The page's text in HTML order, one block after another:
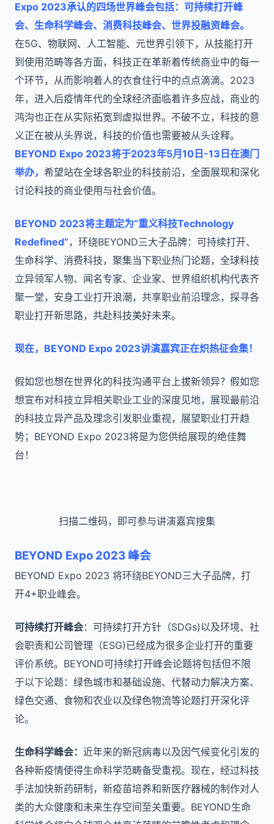
Expo 2023承认的四场世界峰会包括：可持续打开峰
会、生命科学峰会、消费科技峰会、世界投融资峰会。
在5G、物联网、人工智能、元世界引领下，从技能打开
到使用范畴等各方面，科技正在革新着传统商业中的每一
个环节，从而影响着人的衣⻝住行中的点点滴滴。2023
年，进入后疫情年代的全球经济面临着许多应战，商业的
鸿沟也正在从实际拓宽到虚拟世界。不破不立，科技的意
义正在被从头界说，科技的价值也需要被从头诠释。
BEYOND Expo 2023将于2023年5月10日-13日在澳门
举办， 希望站在全球各职业的科技前沿，全面展现和深化
讨论科技的商业使用与社会价值。
BEYOND 2023将主题定为“重义科技Technology
Redefined”，环绕BEYOND三大子品牌：可持续打开、
生命科学、消费科技，聚集当下职业热门论题，全球科技
立异领军人物、闻名专家、企业家、世界组织机构代表齐
聚一堂，安身工业打开浪潮，共享职业前沿理念，探寻各
职业打开新思路，共赴科技美好未来。
现在，BEYOND Expo 2023讲演嘉宾正在炽热征会集！
假如您也想在世界化的科技沟通平台上拔新领异？假如您
想宣布对科技立异相关职业工业的深度见地，展现最前沿
的科技立异产品及理念引发职业重视，展望职业打开趋
势；BEYOND Expo 2023将是为您供给展现的绝佳舞
台！
扫描二维码，即可参与讲演嘉宾搜集
BEYOND Expo 2023 峰会
BEYOND Expo 2023 将环绕BEYOND三大子品牌，打
开4+职业峰会。
可持续打开峰会：可持续打开方针（SDGs)以及环境、社
会职责和公司管理（ESG)已经成为很多企业打开的重要
评价系统。BEYOND可持续打开峰会论题将包括但不限
于以下论题：绿色城市和基础设施、代替动力解决方案、
绿色交通、食物和农业以及绿色物流等论题打开深化评
论。
生命科学峰会： 近年来的新冠病毒以及因气候变化引发的
各种新疫情使得生命科学范畴备受重视。现在，经过科技
手法加快新药研制，新疫苗培养和新医疗器械的制作对人
类的大众健康和未来生存空间至关重要。BEYOND生命